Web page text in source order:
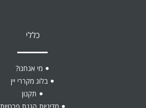
כללי
מי אנחנו?
בלוג מקררי יין
תקנון
מדיניות הגנת פרטיות